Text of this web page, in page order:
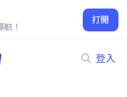
！
打開
登入